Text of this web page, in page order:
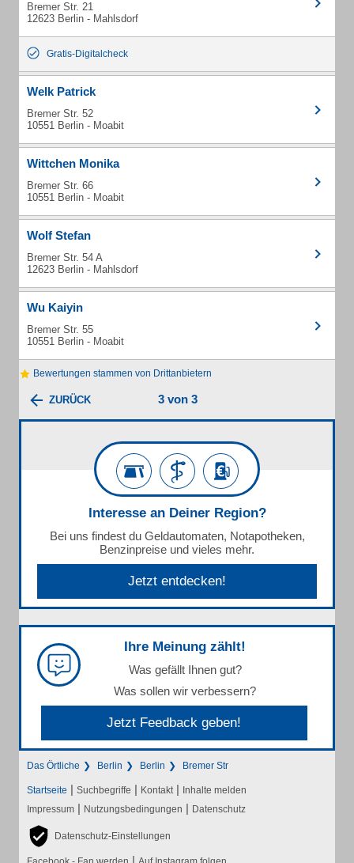
Bremer Str. 21
12623 Berlin - Mahlsdorf
Gratis-Digitalcheck
Welk Patrick
Bremer Str. 52
10551 Berlin - Moabit
Wittchen Monika
Bremer Str. 66
10551 Berlin - Moabit
Wolf Stefan
Bremer Str. 54 A
12623 Berlin - Mahlsdorf
Wu Kaiyin
Bremer Str. 55
10551 Berlin - Moabit
Bewertungen stammen von Drittanbietern
ZURÜCK 3 von 3
Interesse an Deiner Region?
Bei uns findest du Geldautomaten, Notapotheken,
Benzinpreise und vieles mehr.
Jetzt entdecken!
Ihre Meinung zählt!
Was gefällt Ihnen gut?
Was sollen wir verbessern?
Jetzt Feedback geben!
Das Örtliche Berlin Berlin Bremer Str
Startseite | Suchbegriffe | Kontakt | Inhalte melden
Impressum | Nutzungsbedingungen | Datenschutz
Datenschutz-Einstellungen